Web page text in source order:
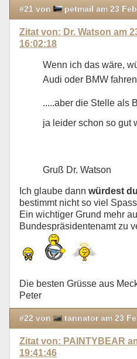
#21 von petmail am 23
Zitat von: Dr. Watson am
16:02:18
Wenn ich das wäre,
Audi oder BMW
.....aber die Stelle als
ja leider schon so gut
Gruß Dr. Watson
Ich glaube dann würdest
bestimmt nicht so viel
Ein wichtiger Grund mehr
Bundespräsidentenamt zu
Die besten Grüsse aus
Peter
#22 von tannator am 23
Zitat von: PAINTYBEAR
19:41:46